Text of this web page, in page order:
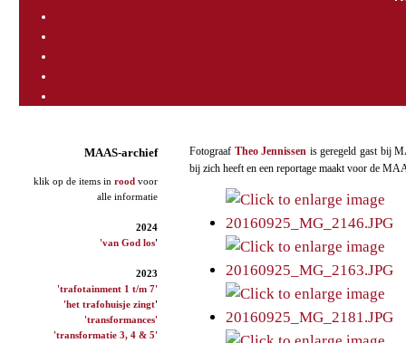
MAAS-archief
klik op de items in rood voor
alle informatie
2024
'van God los'
2023
'trafotainment 1 t/m 7'
'het trafohuisje zingt'
'transformances'
'transformatie 3, 4 & 5'
Fotograaf Theo Jennissen is geregeld gast bij
bij zich heeft en een reportage maakt voor de